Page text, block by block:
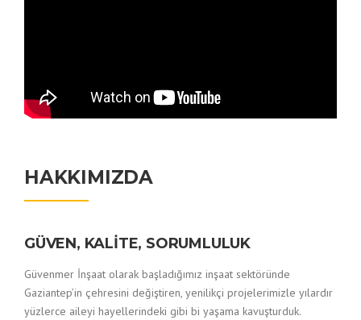
HAKKIMIZDA
GÜVEN, KALİTE, SORUMLULUK
Güvenmer İnşaat olarak başladığımız inşaat sektöründe
Gaziantep’in çehresini değiştiren, yenilikçi projelerimizle yılardır
yüzlerce aileyi hayellerindeki gibi bi yaşama kavuşturduk.